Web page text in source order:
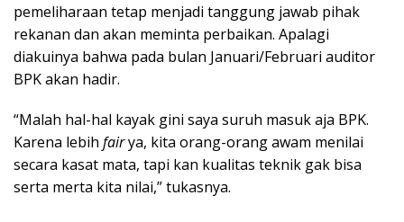
pemeliharaan tetap menjadi tanggung jawab pihak
rekanan dan akan meminta perbaikan. Apalagi
diakuinya bahwa pada bulan Januari/Februari auditor
BPK akan hadir.
“Malah hal-hal kayak gini saya suruh masuk aja BPK.
Karena lebih fairya, kita orang-orang awam menilai
secara kasat mata, tapi kan kualitas teknik gak bisa
serta merta kita nilai,” tukasnya.